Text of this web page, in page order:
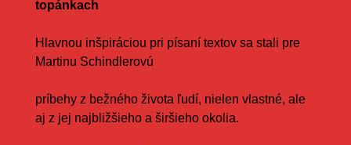
topánkach
Hlavnou inšpiráciou pri písaní textov sa stali pre
Martinu Schindlerovú
príbehy z bežného života ľudí, nielen vlastné, ale
aj z jej najbližšieho a širšieho okolia.